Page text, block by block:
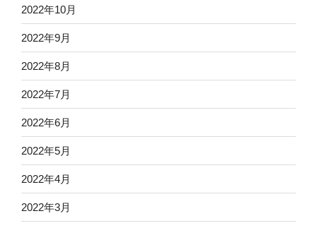
2022年10月
2022年9月
2022年8月
2022年7月
2022年6月
2022年5月
2022年4月
2022年3月